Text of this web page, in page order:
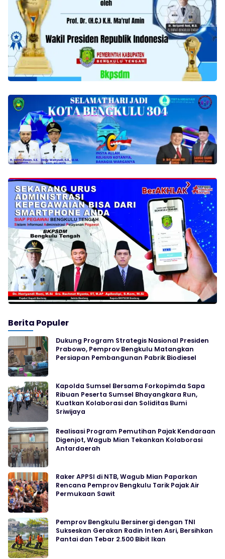
Berita Populer
Dukung Program Strategis Nasional Presiden
Prabowo, Pemprov Bengkulu Matangkan
Persiapan Pembangunan Pabrik Biodiesel
Kapolda Sumsel Bersama Forkopimda Sapa
Ribuan Peserta Sumsel Bhayangkara Run,
Kuatkan Kolaborasi dan Soliditas Bumi
Sriwijaya
Realisasi Program Pemutihan Pajak Kendaraan
Digenjot, Wagub Mian Tekankan Kolaborasi
Antardaerah
Raker APPSI di NTB, Wagub Mian Paparkan
Rencana Pemprov Bengkulu Tarik Pajak Air
Permukaan Sawit
Pemprov Bengkulu Bersinergi dengan TNI
Sukseskan Gerakan Radin Inten Asri, Bersihkan
Pantai dan Tebar 2.500 Bibit Ikan